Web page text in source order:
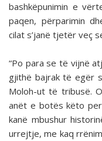
bashkëpunimin e
paqen, përparimin
cilat s’janë tjetër veç
“Po para se të vijnë
gjithë bajrak të egër
Moloh-ut të tribusë.
anët e botës këto
kanë mbushur
urrejtje, me kaq